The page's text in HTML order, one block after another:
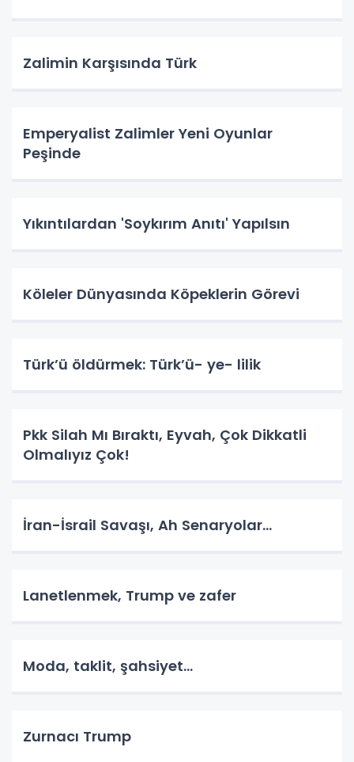
Zalimin Karşısında Türk
Emperyalist Zalimler Yeni Oyunlar
Peşinde
Yıkıntılardan 'Soykırım Anıtı' Yapılsın
Köleler Dünyasında Köpeklerin Görevi
Türk’ü öldürmek: Türk’ü- ye- lilik
Pkk Silah Mı Bıraktı, Eyvah, Çok Dikkatli
Olmalıyız Çok!
İran-İsrail Savaşı, Ah Senaryolar...
Lanetlenmek, Trump ve zafer
Moda, taklit, şahsiyet...
Zurnacı Trump